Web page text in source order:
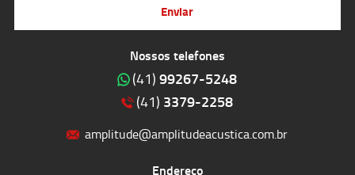
Nossos telefones
(41) 99267-5248
(41) 3379-2258
amplitude@amplitudeacustica.com.br
Endereço
Enviar